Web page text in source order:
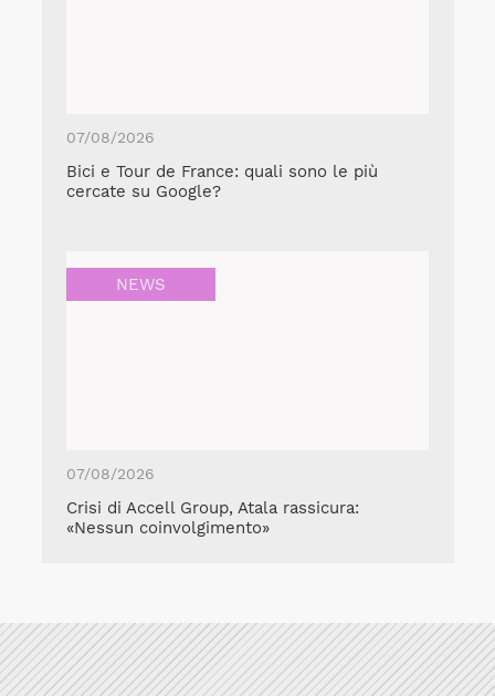
07/08/2026
Bici e Tour de France: quali sono le più
cercate su Google?
NEWS
07/08/2026
Crisi di Accell Group, Atala rassicura:
«Nessun coinvolgimento»